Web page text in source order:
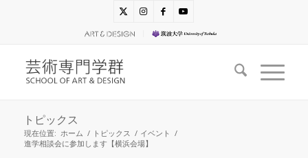
トピックス
現在位置: ホーム / トピックス / イベント /
進学相談会に参加します【横浜会場】